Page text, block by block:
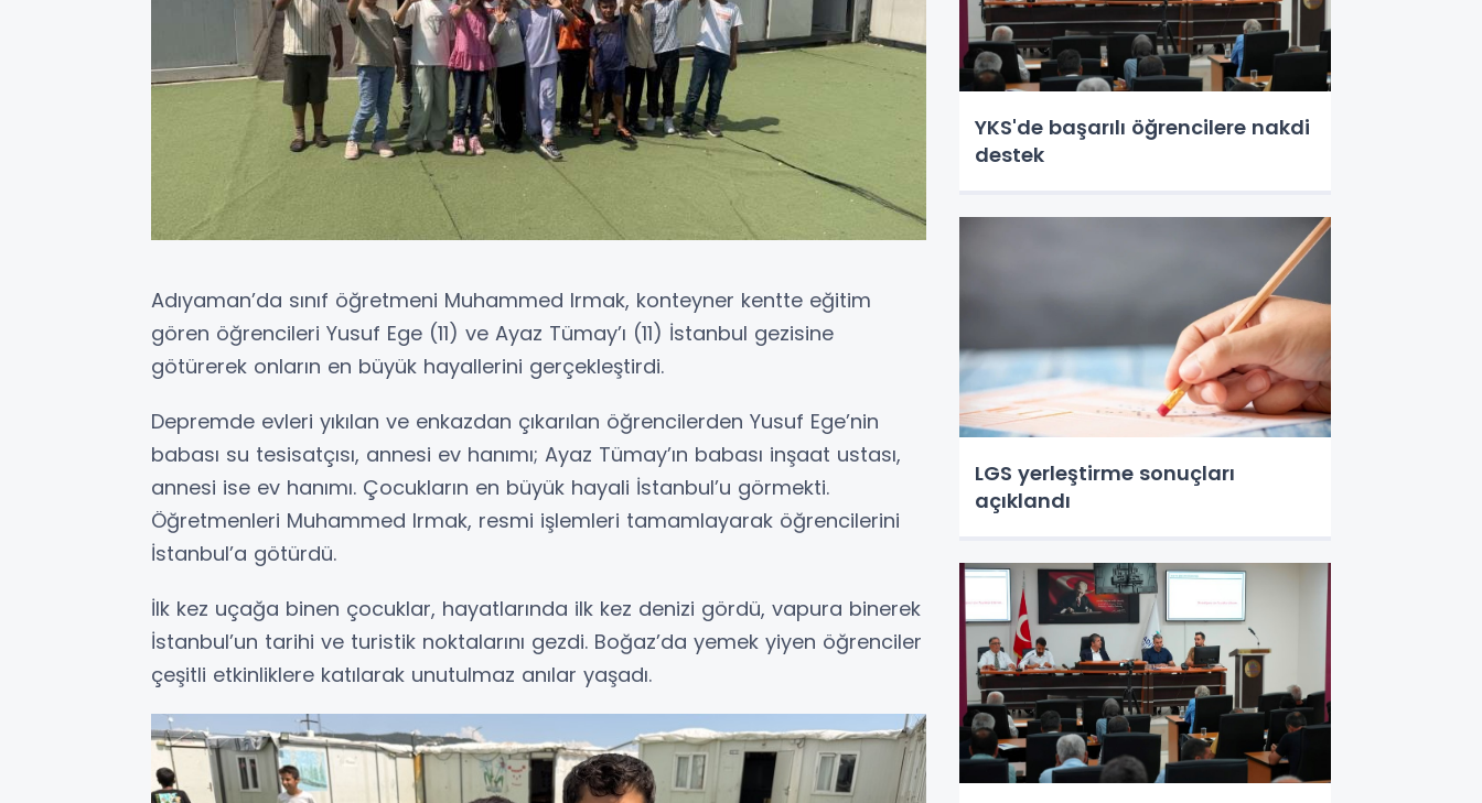
Adıyaman’da sınıf öğretmeni Muhammed Irmak, konteyner kentte eğitim
gören öğrencileri Yusuf Ege (11) ve Ayaz Tümay’ı (11) İstanbul gezisine
götürerek onların en büyük hayallerini gerçekleştirdi.
Depremde evleri yıkılan ve enkazdan çıkarılan öğrencilerden Yusuf Ege’nin
babası su tesisatçısı, annesi ev hanımı; Ayaz Tümay’ın babası inşaat ustası,
annesi ise ev hanımı. Çocukların en büyük hayali İstanbul’u görmekti.
Öğretmenleri Muhammed Irmak, resmi işlemleri tamamlayarak öğrencilerini
İstanbul’a götürdü.
İlk kez uçağa binen çocuklar, hayatlarında ilk kez denizi gördü, vapura binerek
İstanbul’un tarihi ve turistik noktalarını gezdi. Boğaz’da yemek yiyen öğrenciler
çeşitli etkinliklere katılarak unutulmaz anılar yaşadı.
YKS'de başarılı öğrencilere nakdi
destek
LGS yerleştirme sonuçları
açıklandı